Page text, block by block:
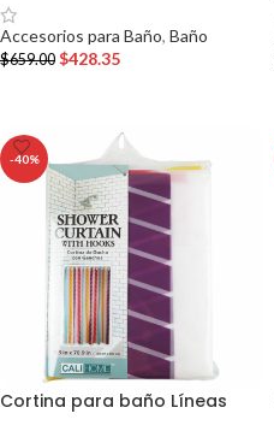
Accesorios para Baño, Baño
$659.00 $428.35
-40%
Cortina para baño Líneas